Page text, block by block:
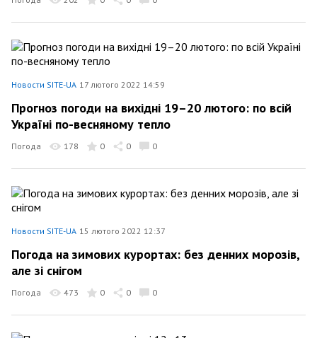
Новости SITE-UA 17 лютого 2022 14:59
Прогноз погоди на вихідні 19–20 лютого: по всій
Україні по-весняному тепло
Погода 178 0 0 0
Новости SITE-UA 15 лютого 2022 12:37
Погода на зимових курортах: без денних морозів,
але зі снігом
Погода 473 0 0 0